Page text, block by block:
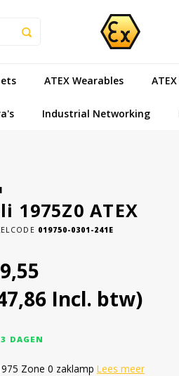
ATEX Wearables
Industrial Networking
1975Z0 ATEX
019750-0301-241E
Incl. btw)
DAGEN
Zone 0 zaklamp Lees meer